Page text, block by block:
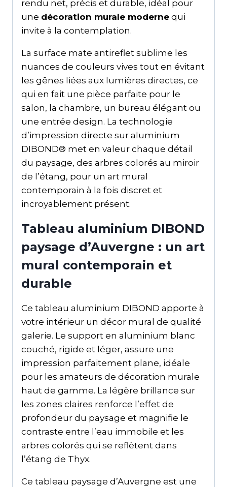
rendu net, précis et durable, idéal pour
une décoration murale moderne qui
invite à la contemplation.
La surface mate antireflet sublime les
nuances de couleurs vives tout en évitant
les gênes liées aux lumières directes, ce
qui en fait une pièce parfaite pour le
salon, la chambre, un bureau élégant ou
une entrée design. La technologie
d’impression directe sur aluminium
DIBOND® met en valeur chaque détail
du paysage, des arbres colorés au miroir
de l’étang, pour un art mural
contemporain à la fois discret et
incroyablement présent.
Tableau aluminium DIBOND
paysage d’Auvergne : un art
mural contemporain et
durable
Ce tableau aluminium DIBOND apporte à
votre intérieur un décor mural de qualité
galerie. Le support en aluminium blanc
couché, rigide et léger, assure une
impression parfaitement plane, idéale
pour les amateurs de décoration murale
haut de gamme. La légère brillance sur
les zones claires renforce l’effet de
profondeur du paysage et magnifie le
contraste entre l’eau immobile et les
arbres colorés qui se reflètent dans
l’étang de Thyx.
Ce tableau paysage d’Auvergne est une